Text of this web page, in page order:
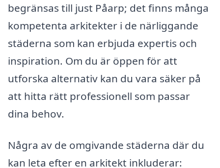
begränsas till just Påarp; det finns många
kompetenta arkitekter i de närliggande
städerna som kan erbjuda expertis och
inspiration. Om du är öppen för att
utforska alternativ kan du vara säker på
att hitta rätt professionell som passar
dina behov.
Några av de omgivande städerna där du
kan leta efter en arkitekt inkluderar: